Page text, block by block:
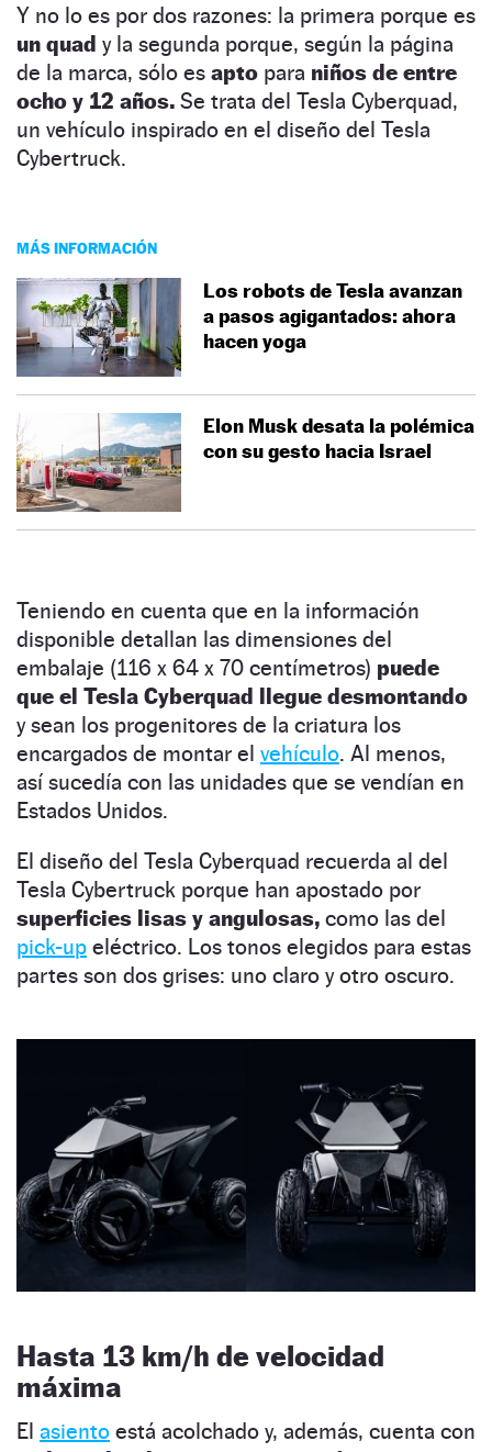
Y no lo es por dos razones: la primera porque es
un quad y la segunda porque, según la página
de la marca, sólo es apto para niños de entre
ocho y 12 años. Se trata del Tesla Cyberquad,
un vehículo inspirado en el diseño del Tesla
Cybertruck.
MÁS INFORMACIÓN
Los robots de Tesla avanzan
a pasos agigantados: ahora
hacen yoga
Elon Musk desata la polémica
con su gesto hacia Israel
Teniendo en cuenta que en la información
disponible detallan las dimensiones del
embalaje (116 x 64 x 70 centímetros) puede
que el Tesla Cyberquad llegue desmontando
y sean los progenitores de la criatura los
encargados de montar el vehículo. Al menos,
así sucedía con las unidades que se vendían en
Estados Unidos.
El diseño del Tesla Cyberquad recuerda al del
Tesla Cybertruck porque han apostado por
superficies lisas y angulosas, como las del
pick-up eléctrico. Los tonos elegidos para estas
partes son dos grises: uno claro y otro oscuro.
Hasta 13 km/h de velocidad
máxima
El asiento está acolchado y, además, cuenta con